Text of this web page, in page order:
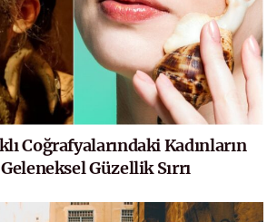
Coğrafyalarındaki Kadınların
Güzellik Sırrı